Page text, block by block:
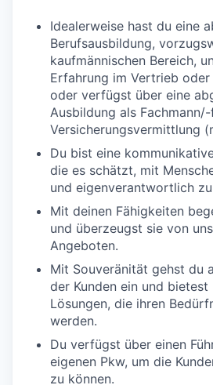
Idealerweise hast du eine
Berufsausbildung,
kaufmännischen Bereich,
Erfahrung im Vertrieb
oder verfügst über eine
Ausbildung als
Versicherungsvermittlung
Du bist eine
die es schätzt, mit
und eigenverantwortlich
Mit deinen Fähigkeiten
und überzeugst sie von
Angeboten.
Mit Souveränität gehst du
der Kunden ein und
Lösungen, die ihren
werden.
Du verfügst über einen
eigenen Pkw, um die
zu können.